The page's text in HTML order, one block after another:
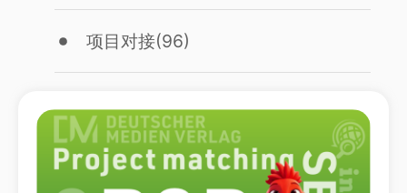
项目对接(96)